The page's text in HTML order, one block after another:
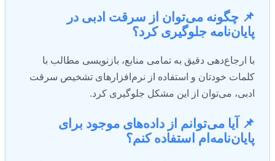
📌 چگونه می‌توان از سرقت ادبی در
پایان‌نامه جلوگیری کرد؟
با ارجاع‌دهی دقیق به تمامی منابع، بازنویسی مطالب با
کلمات خودتان و استفاده از نرم‌افزارهای تشخیص سرقت
ادبی، می‌توان از این مشکل جلوگیری کرد.
📌 آیا می‌توانم از داده‌های موجود برای
پایان‌نامه‌ام استفاده کنم؟